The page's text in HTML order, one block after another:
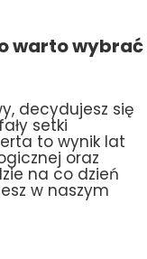
warto wybrać
decydujesz się
setki
to wynik lat
oraz
na co dzień
w naszym